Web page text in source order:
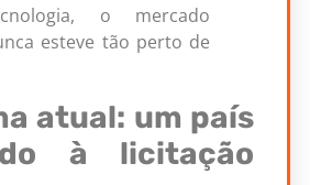
o mercado
esteve tão perto de
atual: um país
à licitação